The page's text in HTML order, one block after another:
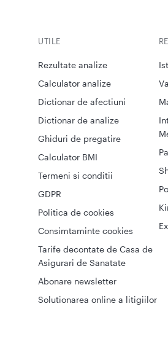
UTILE
Rezultate analize
Calculator analize
Dictionar de afectiuni
Dictionar de analize
Ghiduri de pregatire
Calculator BMI
Termeni si conditii
GDPR
Politica de cookies
Consimtaminte cookies
Tarife decontate de Casa de
Asigurari de Sanatate
Abonare newsletter
Solutionarea online a litigiilor